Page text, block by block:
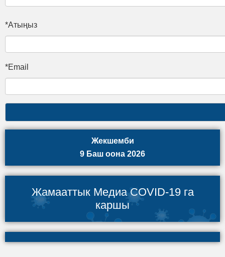
*Атыңыз
*Email
Жекшемби
9 Баш оона 2026
Жамааттык Медиа COVID-19 га
каршы